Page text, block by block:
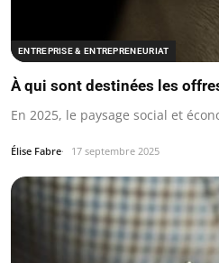
ENTREPRISE & ENTREPRENEURIAT
À qui sont destinées les
En 2025, le paysage social et
Élise Fabre 17 septembre 2025